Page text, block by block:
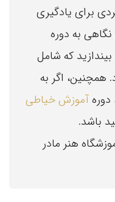
برای یادگیری
به دوره
بیندازید که شامل
اگر به
آموزش خیاطی
باشد.
هنر مادر